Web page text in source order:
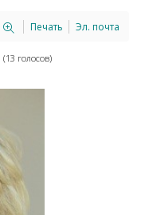
Печать Эл. почта
(13 голосов)